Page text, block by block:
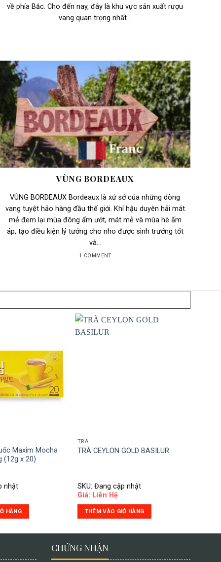
về phía Bắc. Cho đến nay, đây là khu vực sản xuất rượu
vang quan trọng nhất...
VÙNG BORDEAUX
VÙNG BORDEAUX Bordeaux là xứ sở của những dòng
vang tuyệt hảo hàng đầu thế giới. Khí hậu duyên hải mát
mẻ đem lại mùa đông ẩm ướt, mát mẻ và mùa hè ấm
áp, tạo điều kiện lý tưởng cho nho được sinh trưởng tốt
và...
1 COMMENT
Maxim Mocha
(12g x 20)
nhật
HÀNG
TRÀ
TRÀ CEYLON GOLD BASILUR
SKU: Đang cập nhật
Giá: Liên Hệ
THÊM VÀO GIỎ HÀNG
CHỨNG NHẬN